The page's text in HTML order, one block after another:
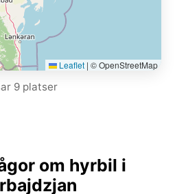
Leaflet | © OpenStreetMap
9 platser
om hyrbil i